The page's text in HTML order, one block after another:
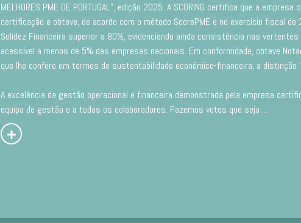
MELHORES PME DE PORTUGAL”, edição 2025. A SCORING certifica que a
certificação e obteve, de acordo com o método ScorePME e no exercício fiscal de
Solidez Financeira superior a 80%, evidenciando ainda consistência nas
acessível a menos de 5% das empresas nacionais. Em conformidade, obteve
que lhe confere em termos de sustentabilidade económico-financeira, a distinção
A excelência da gestão operacional e financeira demonstrada pela empresa
equipa de gestão e a todos os colaboradores. Fazemos votos que seja ...